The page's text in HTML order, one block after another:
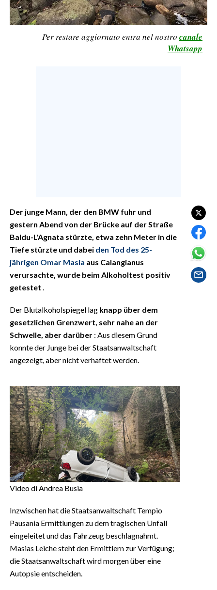
ALTRI SPORT
VIDEO
INFO AZIENDE
ABBONATI
ANNUNCI
PUBBLICITÀ
SPIAGGE
Per restare aggiornato entra nel nostro canale
Whatsapp
Der junge Mann, der den BMW fuhr und
gestern Abend von der Brücke auf der Straße
Baldu-L'Agnata stürzte, etwa zehn Meter in die
Tiefe stürzte und dabei den Tod des 25-
jährigen Omar Masia aus Calangianus
verursachte, wurde beim Alkoholtest positiv
getestet
Der Blutalkoholspiegel lag knapp über dem
gesetzlichen Grenzwert, sehr nahe an der
Schwelle, aber darüber : Aus diesem Grund
konnte der Junge bei der Staatsanwaltschaft
angezeigt, aber nicht verhaftet werden.
Video di Andrea Busia
Inzwischen hat die Staatsanwaltschaft Tempio
Pausania Ermittlungen zu dem tragischen Unfall
eingeleitet und das Fahrzeug beschlagnahmt.
Masias Leiche steht den Ermittlern zur Verfügung;
die Staatsanwaltschaft wird morgen über eine
Autopsie entscheiden.